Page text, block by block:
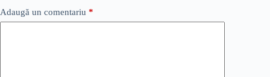
Adaugă un comentariu *